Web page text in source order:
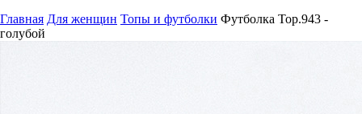
Главная Для женщин Топы и футболки Футболка Top.943 -
голубой